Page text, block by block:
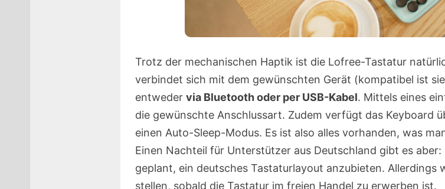
Trotz der mechanischen Haptik ist die Lofree-Tastatur
verbindet sich mit dem gewünschten Gerät (kompatibel ist
entweder via Bluetooth oder per USB-Kabel. Mittels eines
die gewünschte Anschlussart. Zudem verfügt das Keyboard
einen Auto-Sleep-Modus. Es ist also alles vorhanden, was
Einen Nachteil für Unterstützer aus Deutschland gibt es
geplant, ein deutsches Tastaturlayout anzubieten. Allerdings
stellen, sobald die Tastatur im freien Handel zu erwerben ist.